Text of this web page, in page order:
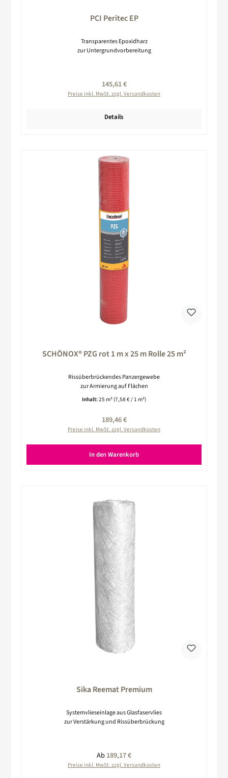
PCI Peritec EP
Transparentes Epoxidharz
zur Untergrundvorbereitung
Regulärer Preis:
145,61 €
Preise inkl. MwSt. zzgl. Versandkosten
Details
SCHÖNOX® PZG rot 1 m x 25 m Rolle 25 m²
Rissüberbrückendes Panzergewebe
zur Armierung auf Flächen
Inhalt:25 m² (7,58 € / 1 m²)
Regulärer Preis:
189,46 €
Preise inkl. MwSt. zzgl. Versandkosten
In den Warenkorb
Sika Reemat Premium
Systemvlieseinlage aus Glasfaservlies
zur Verstärkung und Rissüberbrückung
Regulärer Preis:
Ab189,17 €
Preise inkl. MwSt. zzgl. Versandkosten